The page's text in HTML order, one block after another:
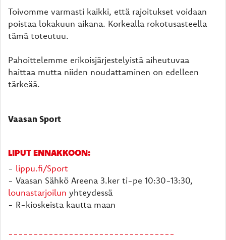
Toivomme varmasti kaikki, että rajoitukset voidaan
poistaa lokakuun aikana. Korkealla rokotusasteella
tämä toteutuu.
Pahoittelemme erikoisjärjestelyistä aiheutuvaa
haittaa mutta niiden noudattaminen on edelleen
tärkeää.
Vaasan Sport
LIPUT ENNAKKOON:
- lippu.fi/Sport
- Vaasan Sähkö Areena 3.ker ti-pe 10:30-13:30,
lounastarjoilun yhteydessä
- R-kioskeista kautta maan
---------------------------------